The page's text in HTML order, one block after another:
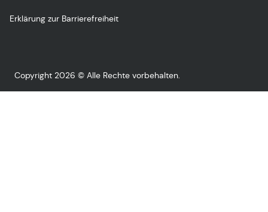
Erklärung zur Barrierefreiheit
Copyright 2026 © Alle Rechte vorbehalten.